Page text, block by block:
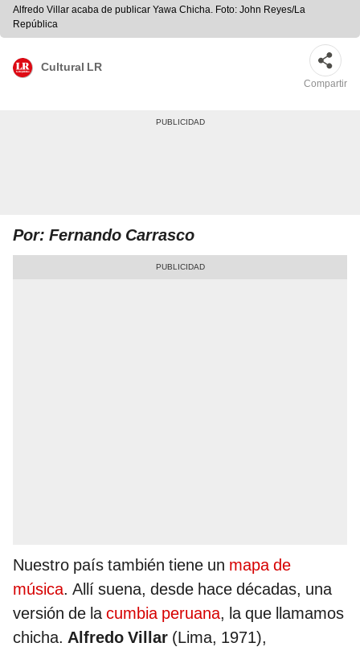
Alfredo Villar acaba de publicar Yawa Chicha. Foto: John Reyes/La
República
Cultural LR
Compartir
Por: Fernando Carrasco
Nuestro país también tiene un mapa de
música. Allí suena, desde hace décadas, una
versión de lacumbia peruana, la que llamamos
chicha. Alfredo Villar (Lima, 1971),